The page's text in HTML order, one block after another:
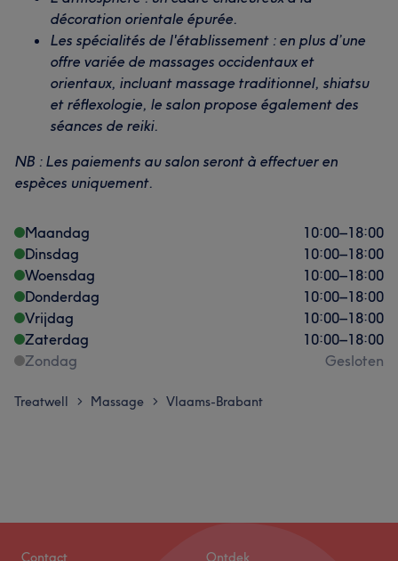
décoration orientale épurée.
Les spécialités de l'établissement : en plus d’une
offre variée de massages occidentaux et
orientaux, incluant massage traditionnel, shiatsu
et réflexologie, le salon propose également des
séances de reiki.
NB : Les paiements au salon seront à effectuer en
espèces uniquement.
Maandag 10:00–18:00
Dinsdag
10:00–18:00
Woensdag
10:00–18:00
Donderdag
10:00–18:00
Vrijdag
10:00–18:00
Zaterdag
10:00–18:00
Zondag
Gesloten
Treatwell > Massage > Vlaams-Brabant
Contact Ontdek